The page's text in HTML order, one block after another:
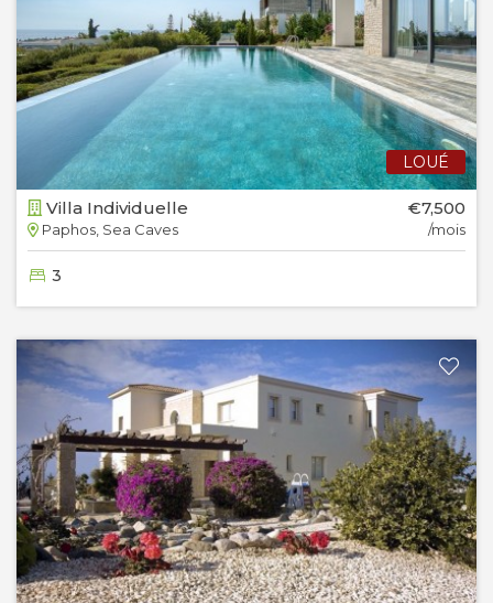
LOUÉ
Villa Individuelle
Paphos, Sea Caves
€7,500
/mois
3